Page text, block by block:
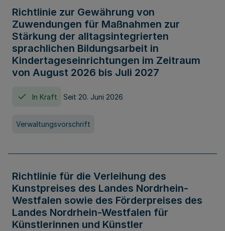
Richtlinie zur Gewährung von
Zuwendungen für Maßnahmen zur
Stärkung der alltagsintegrierten
sprachlichen Bildungsarbeit in
Kindertageseinrichtungen im Zeitraum
von August 2026 bis Juli 2027
In Kraft Seit 20. Juni 2026
Verwaltungsvorschrift
Richtlinie für die Verleihung des
Kunstpreises des Landes Nordrhein-
Westfalen sowie des Förderpreises des
Landes Nordrhein-Westfalen für
Künstlerinnen und Künstler